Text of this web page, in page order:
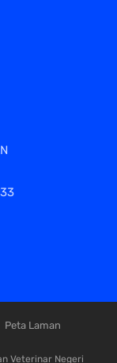
Peta Laman
Veterinar Negeri